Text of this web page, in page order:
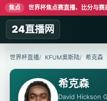
焦点 世界杯焦点赛直播、比分与赛
24直播网
世界杯直播 KFUM奥斯陆 希克森
希克森
David Hickson